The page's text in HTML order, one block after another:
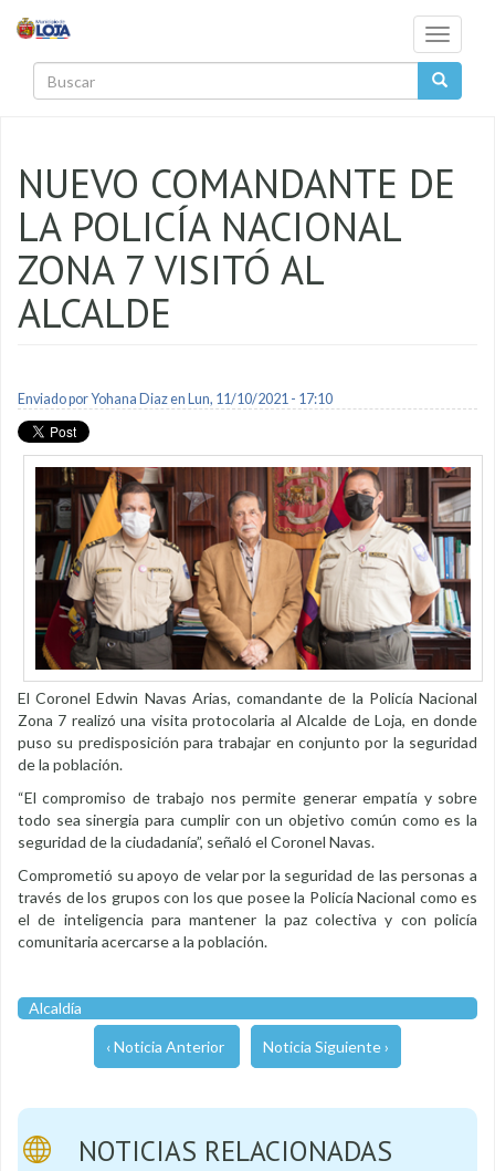
Toggle
NUEVO COMANDANTE DE
LA POLICÍA NACIONAL
ZONA 7 VISITÓ AL
ALCALDE
Enviado porYohana Diazen Lun, 11/10/2021 - 17:10
El Coronel Edwin Navas Arias, comandante de la Policía Nacional
Zona 7 realizó una visita protocolaria al Alcalde de Loja, en donde
puso su predisposición para trabajar en conjunto por la seguridad
de la población.
“El compromiso de trabajo nos permite generar empatía y sobre
todo sea sinergia para cumplir con un objetivo común como es la
seguridad de la ciudadanía”, señaló el Coronel Navas.
Comprometió su apoyo de velar por la seguridad de las personas a
través de los grupos con los que posee la Policía Nacional como es
el de inteligencia para mantener la paz colectiva y con policía
comunitaria acercarse a la población.
Alcaldía
‹ Noticia Anterior Noticia Siguiente ›
NOTICIAS RELACIONADAS